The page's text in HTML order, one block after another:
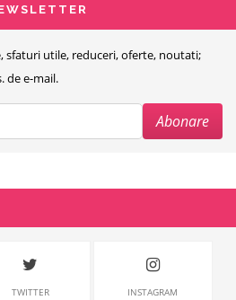
sfaturi utile, reduceri, oferte, noutati;
de e-mail.
TWITTER INSTAGRAM